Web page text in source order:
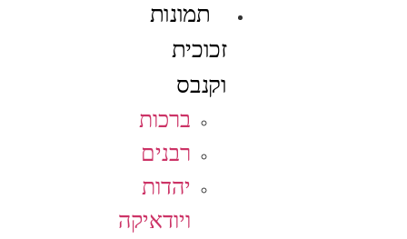
תמונות
זכוכית
וקנבס
ברכות
רבנים
יהדות
ויודאיקה